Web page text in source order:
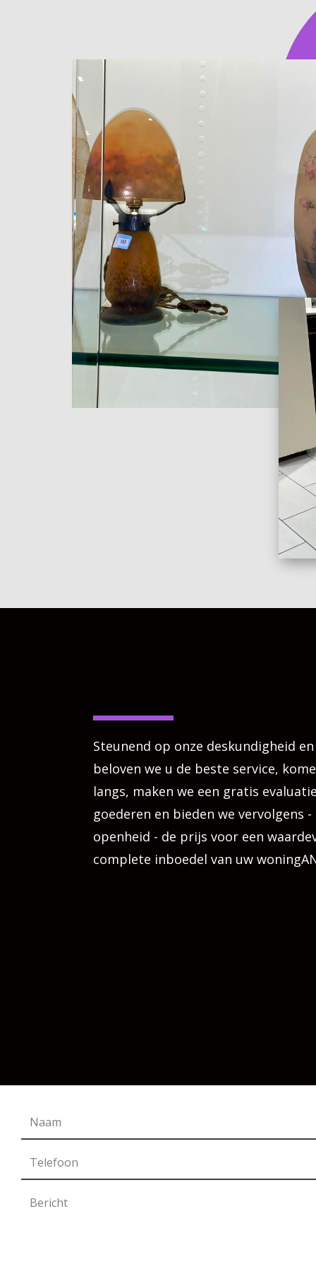
Steunend op onze deskundigheid
beloven we u de beste service,
langs, maken we een gratis
goederen en bieden we vervolgens
openheid - de prijs voor een
complete inboedel van uw